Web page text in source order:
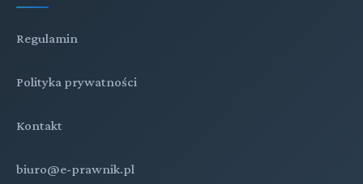
Regulamin
Polityka prywatności
Kontakt
biuro@e-prawnik.pl